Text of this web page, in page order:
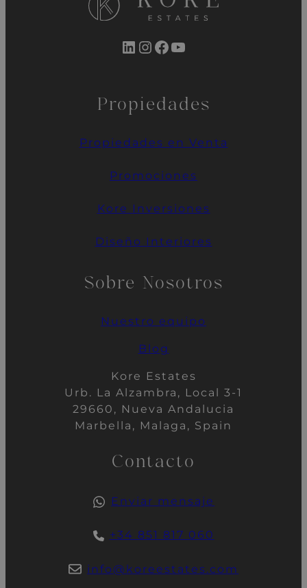
LinkedIn InstagramFacebook YouTube
Propiedades
Propiedades en Venta
Promociones
Kore Inversiones
Diseño Interiores
Sobre Nosotros
Nuestro equipo
Blog
Kore Estates
Urb. La Alzambra, Local 3-1
29660, Nueva Andalucia
Marbella, Malaga, Spain
Contacto
Enviar mensaje
+34 851 817 060
info@koreestates.com